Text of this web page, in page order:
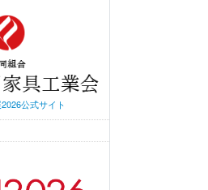
公式サイト